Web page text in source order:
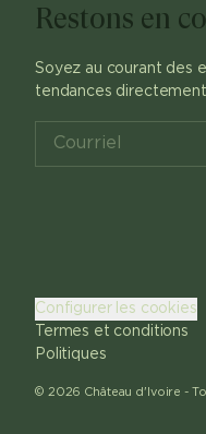
Restons en
Soyez au courant des
tendances
© 2026 Château d'Ivoire -
Configurer les cookies
Termes et conditions
Politiques